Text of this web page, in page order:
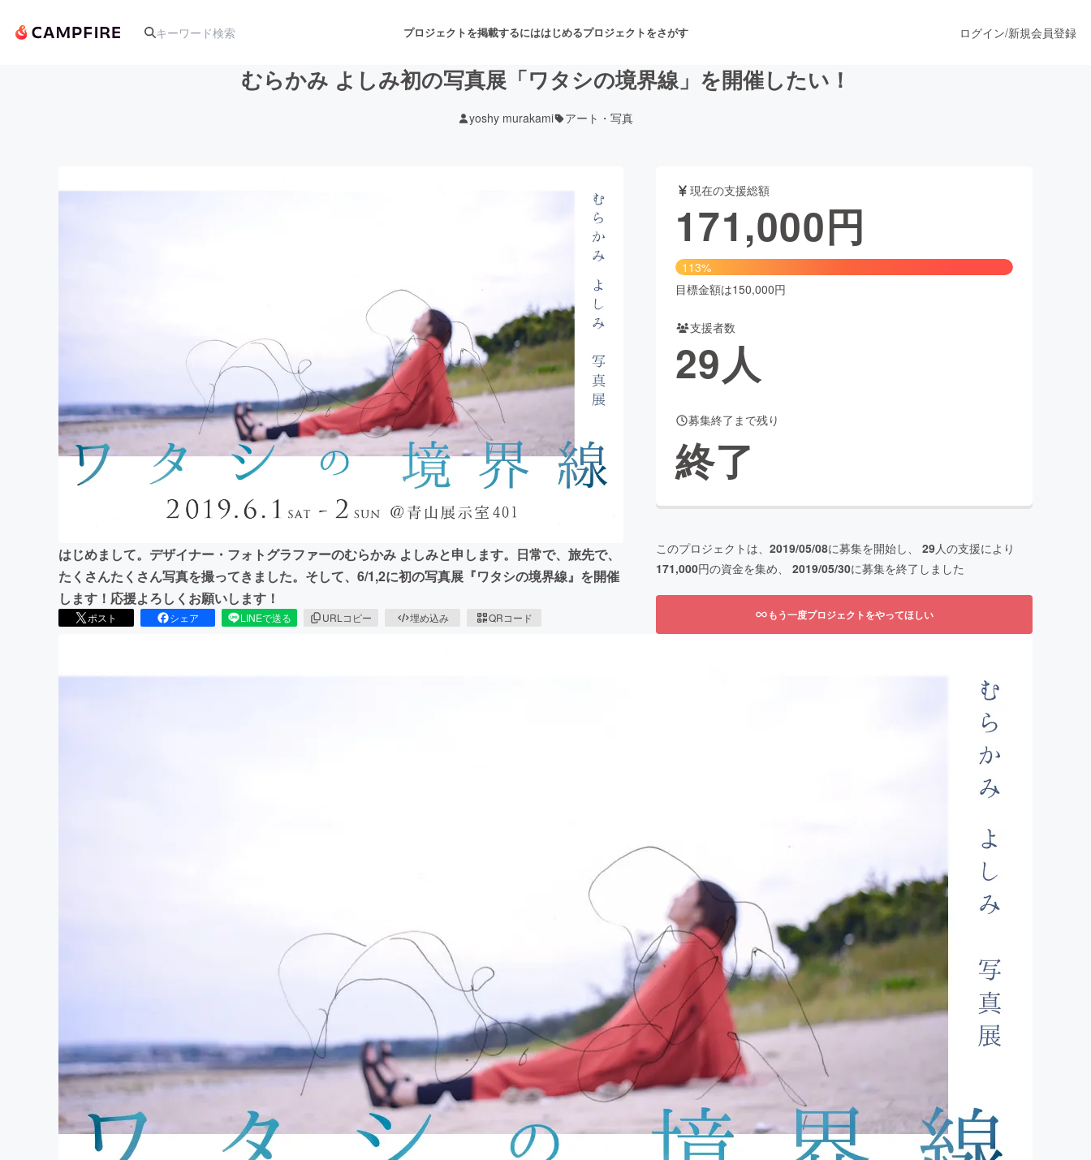
プロジェクトを掲載するにははじめるプロジェクトをさがす
舞台・パフォーマンス
フード・飲食店 ファッション
書籍・雑誌出版 アニメ・漫画
チャレンジ ビューティー・ヘルスケア
まちづくり・地域活性化
CAMPFIRE for Social Good
CAMPFIREふるさと納税
machi-yaコミュニティ
ログイン/新規会員登録
むらかみ よしみ初の写真展「ワタシの境界線」を開催したい！
yoshy murakami アート・写真
はじめまして。デザイナー・フォトグラファーのむらかみ よしみと申します。日常で、旅先で、
たくさんたくさん写真を撮ってきました。そして、6/1,2に初の写真展『ワタシの境界線』を開催
します！応援よろしくお願いします！
ポスト シェア LINEで送る URLコピー 埋め込み QRコード
現在の支援総額
171,000円
113%
目標金額は150,000円
支援者数
29人
募集終了まで残り
終了
このプロジェクトは、 2019/05/08に募集を開始し、 29人の支援により
171,000円の資金を集め、 2019/05/30に募集を終了しました
もう一度プロジェクトをやってほしい